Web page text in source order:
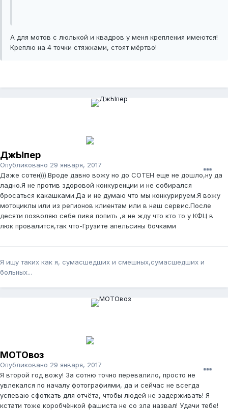
А для мотов с люлькой и квадров у меня крепления имеются!
Креплю на 4 точки стяжками, стоят мёртво!
ДжЫпер
Опубликовано 29 января, 2017
Даже сотен))).Вроде давно вожу но до СОТЕН еще не дошло,ну да
ладно.Я не против здоровой конкуренции и не собирался
бросаться какашками.Да и не думаю что мы конкурируем.Я вожу
мотоциклы или из регионов клиентам или в наш сервис.После
десяти позволяю себе пива попить ,а не жду что кто то у КФЦ в
люк провалится,так что-Грузите апельсины бочками
Я ищу таких как я, сумасшедших и смешных,сумасшедших и
больных...
МОТОвоз
Опубликовано 29 января, 2017
Я второй год вожу! За сотню точно перевалило, просто не
увлекался по началу фотографиями, да и сейчас не всегда
успеваю сфоткать для отчёта, чтобы людей не задерживать! Я
кстати тоже коробчёнкой фашиста не со зла назвал! Удачи тебе!